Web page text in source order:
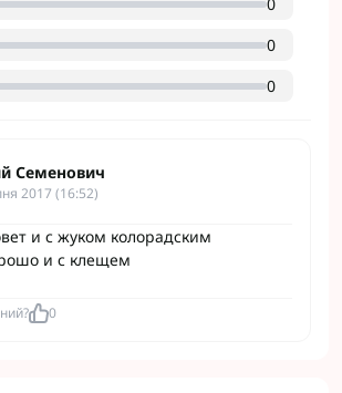
0
0
Семенович
2017 (16:52)
и с жуком колорадским
и с клещем
0